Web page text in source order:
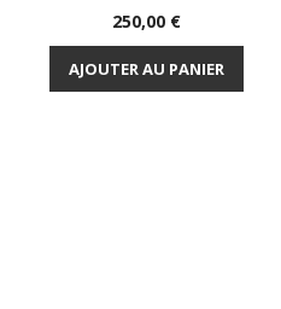
Prix
250,00 €
AJOUTER AU PANIER